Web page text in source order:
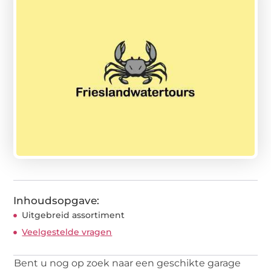
Inhoudsopgave:
Uitgebreid assortiment
Veelgestelde vragen
Bent u nog op zoek naar een geschikte garage